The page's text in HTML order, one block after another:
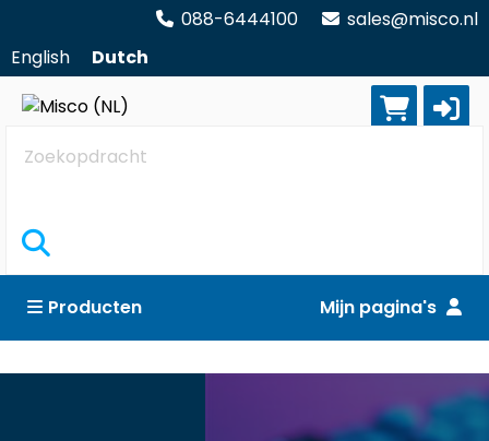
088-6444100
sales@misco.nl
English
Dutch
Zoekopdracht
Producten Mijn pagina's